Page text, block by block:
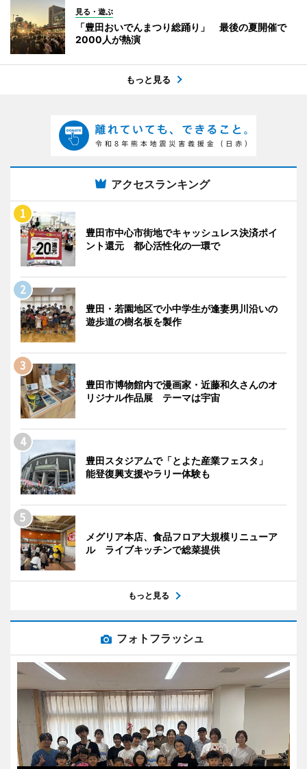
見る・遊ぶ
「豊田おいでんまつり総踊り」 最後の夏開催で
2000人が熱演
もっと見る
アクセスランキング
豊田市中心市街地でキャッシュレス決済ポイ
ント還元 都心活性化の一環で
豊田・若園地区で小中学生が逢妻男川沿いの
遊歩道の樹名板を製作
豊田市博物館内で漫画家・近藤和久さんのオ
リジナル作品展 テーマは宇宙
豊田スタジアムで「とよた産業フェスタ」
能登復興支援やラリー体験も
メグリア本店、食品フロア大規模リニューア
ル ライブキッチンで総菜提供
もっと見る
フォトフラッシュ